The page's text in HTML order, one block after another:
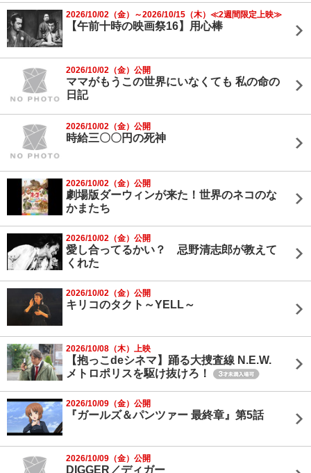
2026/10/02（金）～2026/10/15（木）≪2週間限定上映≫
【午前十時の映画祭16】用心棒
2026/10/02（金）公開
ママがもうこの世界にいなくても 私の命の
日記
2026/10/02（金）公開
時給三〇〇円の死神
2026/10/02（金）公開
劇場版ダーウィンが来た！世界のネコのな
かまたち
2026/10/02（金）公開
愛し合ってるかい？ 忌野清志郎が教えて
くれた
2026/10/02（金）公開
キリコのタクト～YELL～
2026/10/08（木）上映
【抱っこdeシネマ】踊る大捜査線 N.E.W.
メトロポリスを駆け抜けろ！
2026/10/09（金）公開
『ガールズ＆パンツァー 最終章』第5話
2026/10/09（金）公開
DIGGER／ディガー